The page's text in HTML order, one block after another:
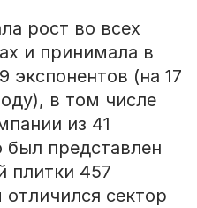
рост во всех
и принимала в
экспонентов (на 17
в том числе
из 41
представлен
плитки 457
сектор